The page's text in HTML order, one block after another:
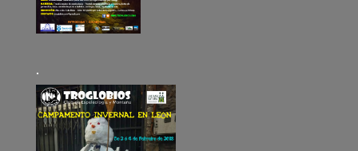
.